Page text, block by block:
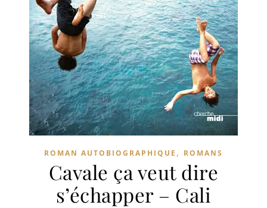
ROMAN AUTOBIOGRAPHIQUE , ROMANS
Cavale ça veut dire
s’échapper – Cali